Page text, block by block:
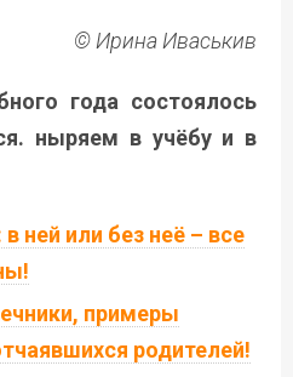
© Ирина Иваськив
года состоялось
ныряем в учёбу и в
ней или без неё – все
примеры
родителей!